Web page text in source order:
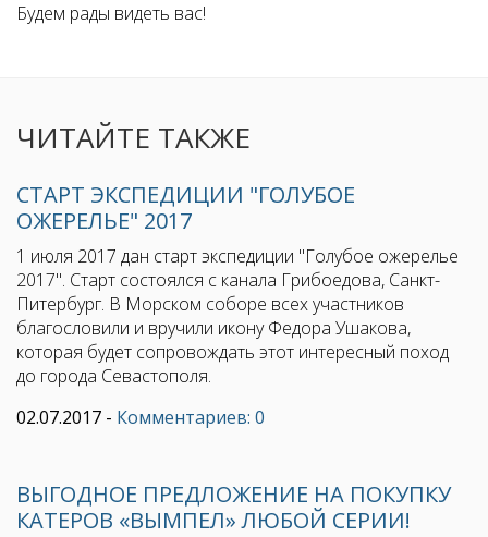
Будем рады видеть вас!
ЧИТАЙТЕ ТАКЖЕ
СТАРТ ЭКСПЕДИЦИИ "ГОЛУБОЕ
ОЖЕРЕЛЬЕ" 2017
1 июля 2017 дан старт экспедиции "Голубое ожерелье
2017". Старт состоялся с канала Грибоедова, Санкт-
Питербург. В Морском соборе всех участников
благословили и вручили икону Федора Ушакова,
которая будет сопровождать этот интересный поход
до города Севастополя.
02.07.2017 - Комментариев: 0
ВЫГОДНОЕ ПРЕДЛОЖЕНИЕ НА ПОКУПКУ
КАТЕРОВ «ВЫМПЕЛ» ЛЮБОЙ СЕРИИ!